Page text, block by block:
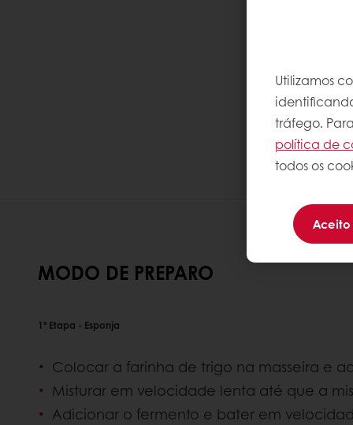
MODO DE PREPARO
1ª Etapa - Esponja
Colocar a farinha de trigo na masseira e
Misturar em velocidade lenta até que a
Adicionar o fermento e bater em
Utilizamos
tráfego.
política de
todos os